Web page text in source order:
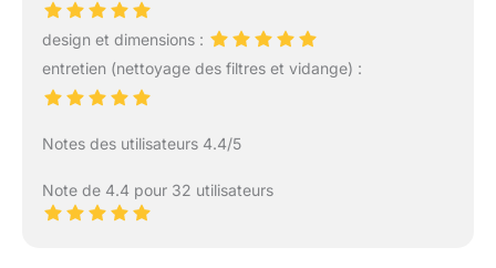
vendredi) et 2 ans de
service après-vente. Si
vous avez des
correspondant dans le
vous pouvez également
design et dimensions :
entretien (nettoyage des filtres et vidange) :
Notes des utilisateurs 4.4/5
Note de 4.4 pour 32 utilisateurs